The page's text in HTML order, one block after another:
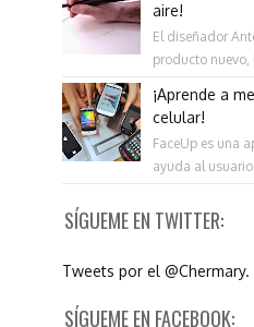
aire!
El diseñador
producto nuevo,
¡Aprende a
celular!
FaceUp es una
ayuda al usuario
SÍGUEME EN TWITTER:
Tweets por el @Chermary.
SÍGUEME EN FACEBOOK: